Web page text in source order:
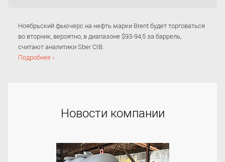
Ноябрьский фьючерс на нефть марки Brent будет торговаться
во вторник, вероятно, в диапазоне $93-94,5 за баррель,
считают аналитики Sber CIB.
Подробнее ›
Новости компании